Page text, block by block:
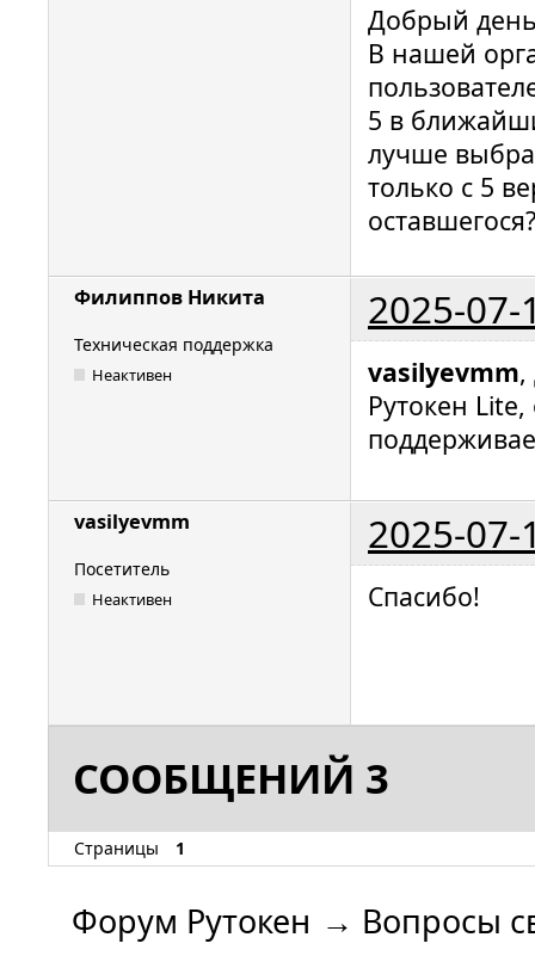
Добрый
В нашей
5 в
лучше
только с 5
Филиппов Никита 2025-07-
Техническая поддержка
Неактивен vasilyevmm,
Рутокен
vasilyevmm 2025-07-
Посетитель
Неактивен Спасибо!
СООБЩЕНИЙ 3
Страницы 1
Форум Рутокен → Вопросы